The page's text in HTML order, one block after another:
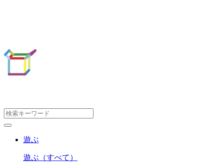
遊ぶ
遊ぶ （すべて）